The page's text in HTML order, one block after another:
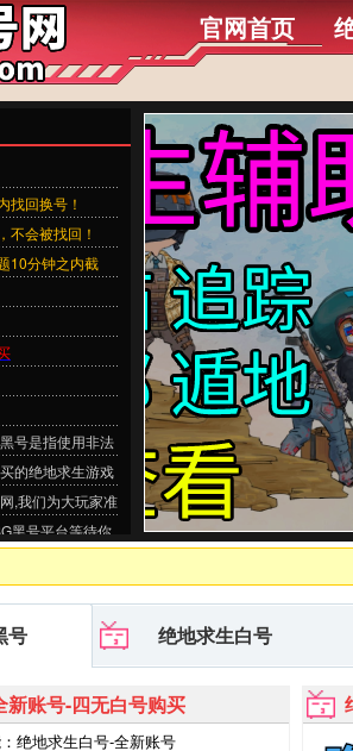
官网首页
找回换号！
不会被找回！
10分钟之内截
号是指使用非法
的绝地求生游戏
,我们为大玩家准
黑号平台等待你
号 绝地求生白号
新账号-四无白号购买
绝地求生白号-全新账号